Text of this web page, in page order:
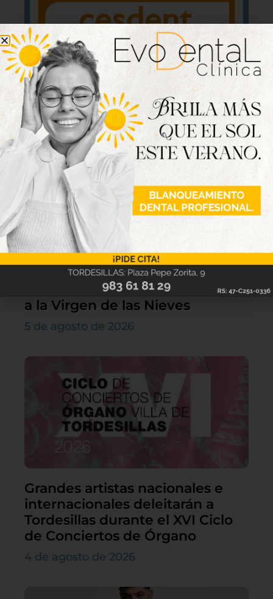
Lo último
Villamarciel da comienzo a sus
patronales con la misa en honor
a la Virgen de las Nieves
5 de agosto de 2026
Grandes artistas nacionales e
internacionales deleitarán a
Tordesillas durante el XVI Ciclo
de Conciertos de Órgano
4 de agosto de 2026